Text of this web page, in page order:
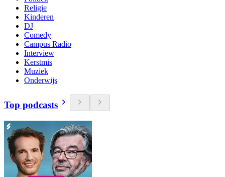
Religie
Kinderen
DJ
Comedy
Campus Radio
Interview
Kerstmis
Muziek
Onderwijs
Top podcasts